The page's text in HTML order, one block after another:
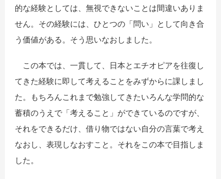
的な経験としては、無視できないことは間違いありま
せん。その経験には、ひとつの「問い」として向き合
う価値がある。そう思いなおしました。
この本では、一貫して、日本とエチオピアを往復し
てきた経験に即して考えることをみずからに課しまし
た。もちろんこれまで勉強してきたいろんな学問的な
蓄積のうえで「考えること」ができているのですが、
それをできるだけ、借り物ではない自分の言葉で考え
なおし、表現しなおすこと。それをこの本で目指しま
した。